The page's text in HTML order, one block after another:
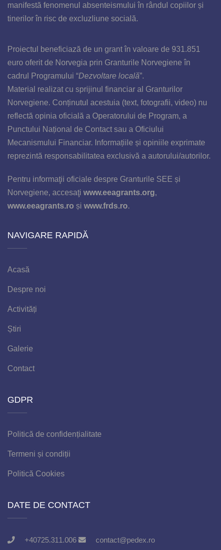
manifestă fenomenul absenteismului în rândul copiilor și
tinerilor în risc de excluzliune socială.
Proiectul beneficiază de un grant în valoare de 931 .851
euro oferit de Norvegia prin Granturile Norvegiene în
cadrul
Programului “Dezvoltare locală”.
Material realizat cu sprijinul financiar al Granturilor
Norvegiene. Conținutul acestuia (text, fotografii, video) nu
reflectă opinia oficială a Operatorului de Program, a
Punctului Național de Contact sau a Oficiului
Mecanismului Financiar. Informațiile și opiniile exprimate
reprezintă responsabilitatea exclusivă a autorului/autorilor.
Pentru informaţii oficiale despre Granturile SEE și
Norvegiene, accesaţi www.eeagrants.org,
www.eeagrants.ro și www.frds.ro.
NAVIGARE RAPIDĂ
Acasă
Despre noi
Activități
Știri
Galerie
Contact
GDPR
Politică de confidențialitate
Termeni și condiții
Politică Cookies
DATE DE CONTACT
+40725.311.006 contact@pedex.ro